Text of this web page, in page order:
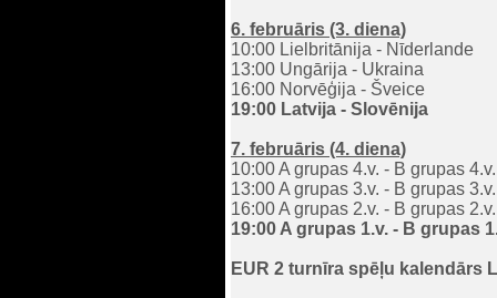
6. februāris (3. diena)
10:00 Lielbritānija - Nīderlande
13:00 Ungārija - Ukraina
16:00 Norvēģija - Šveice
19:00 Latvija - Slovēnija
7. februāris (4. diena)
10:00 A grupas 4.v. - B grupas
13:00 A grupas 3.v. - B grupas
16:00 A grupas 2.v. - B grupas
19:00 A grupas 1.v. - B grupas
EUR 2 turnīra spēļu kalendārs